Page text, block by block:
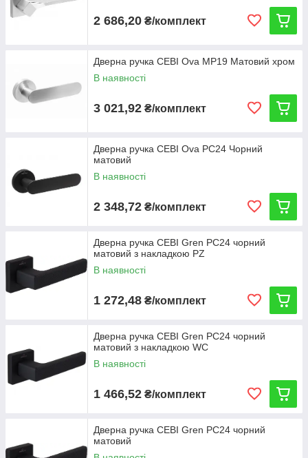
2 686,20 ₴/комплект
Дверна ручка CEBI Ova MP19 Матовий хром
В наявності
3 021,92 ₴/комплект
Дверна ручка CEBI Ova PC24 Чорний
матовий
В наявності
2 348,72 ₴/комплект
Дверна ручка CEBI Gren PC24 чорний
матовий з накладкою PZ
В наявності
1 272,48 ₴/комплект
Дверна ручка CEBI Gren PC24 чорний
матовий з накладкою WC
В наявності
1 466,52 ₴/комплект
Дверна ручка CEBI Gren PC24 чорний
матовий